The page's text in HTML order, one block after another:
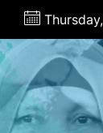
Skip
the
content